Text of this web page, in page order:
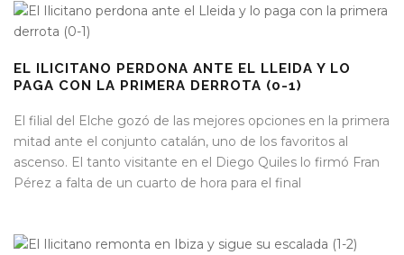
EL ILICITANO PERDONA ANTE EL LLEIDA Y LO
PAGA CON LA PRIMERA DERROTA (0-1)
El filial del Elche gozó de las mejores opciones en la primera
mitad ante el conjunto catalán, uno de los favoritos al
ascenso. El tanto visitante en el Diego Quiles lo firmó Fran
Pérez a falta de un cuarto de hora para el final